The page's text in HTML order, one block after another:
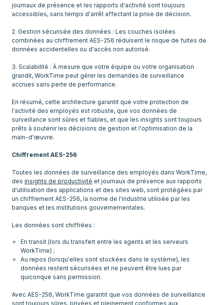
journaux de présence et les rapports d'activité sont toujours
accessibles, sans temps d'arrêt affectant la prise de décision.
2. Gestion sécurisée des données : Les couches isolées
combinées au chiffrement AES-256 réduisent le risque de fuites de
données accidentelles ou d'accès non autorisé.
3. Scalabilité : À mesure que votre équipe ou votre organisation
grandit, WorkTime peut gérer les demandes de surveillance
accrues sans perte de performance.
En résumé, cette architecture garantit que votre protection de
l'activité des employés est robuste, que vos données de
surveillance sont sûres et fiables, et que les insights sont toujours
prêts à soutenir les décisions de gestion et l'optimisation de la
main-d'œuvre.
Chiffrement AES-256
Toutes les données de surveillance des employés dans WorkTime,
des insights de productivité et journaux de présence aux rapports
d'utilisation des applications et des sites web, sont protégées par
un chiffrement AES-256, la norme de l'industrie utilisée par les
banques et les institutions gouvernementales.
En transit (lors du transfert entre les agents et les serveurs
WorkTime) ;
Au repos (lorsqu'elles sont stockées dans le système), les
données restent sécurisées et ne peuvent être lues par
quiconque sans permission.
Avec AES-256, WorkTime garantit que vos données de surveillance
sont toujours sûres, privées et pleinement conformes aux